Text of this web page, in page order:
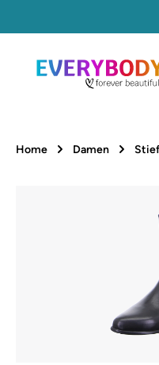
Zur Hauptnavigation
Home Damen